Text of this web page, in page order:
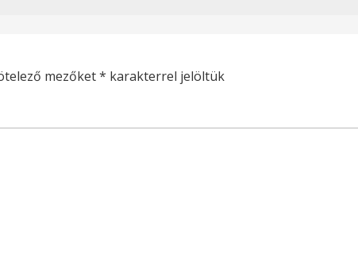
mezőket* karakterrel jelöltük